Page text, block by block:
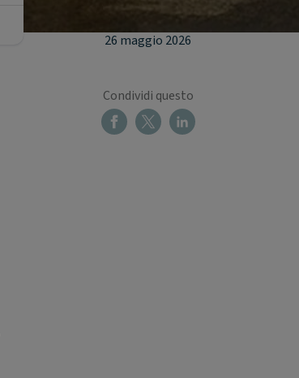
26 maggio 2026
Condividi questo